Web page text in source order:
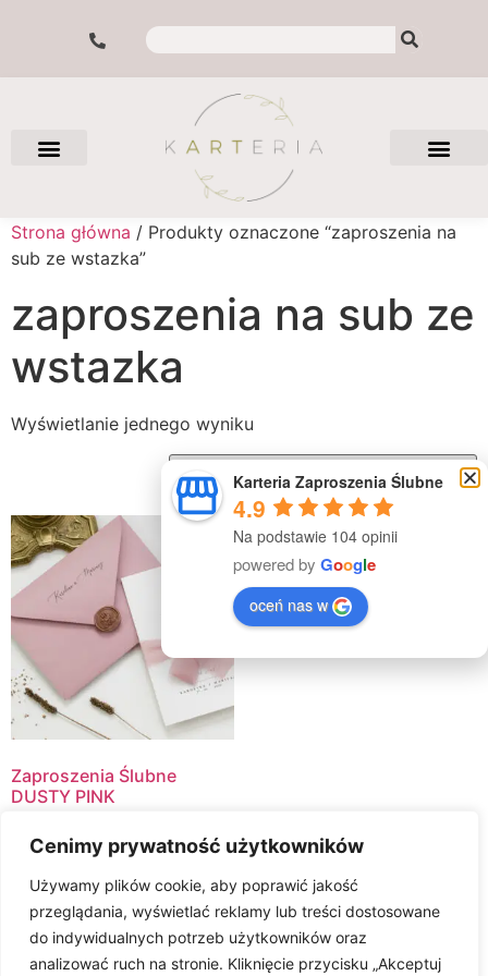
Cenimy prywatność użytkowników
Używamy plików cookie, aby poprawić jakość
przeglądania, wyświetlać reklamy lub treści dostosowane
do indywidualnych potrzeb użytkowników oraz
analizować ruch na stronie. Kliknięcie przycisku „Akceptuj
Strona główna / Produkty oznaczone “zaproszenia na
sub ze wstazka”
zaproszenia na sub ze
wstazka
Wyświetlanie jednego wyniku
Zaproszenia Ślubne
DUSTY PINK
Oceniono
12.00zł
Select Options
Karteria Zaproszenia Ślubne
4.9
Na podstawie 104 opinii
powered by Google
oceń nas w